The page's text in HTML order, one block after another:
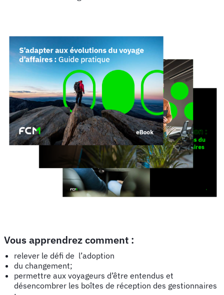
Vous apprendrez comment :
relever le défi de l’adoption
du changement;
permettre aux voyageurs d’être entendus et
désencombrer les boîtes de réception des gestionnaires